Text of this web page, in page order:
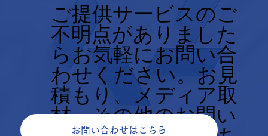
ご提供サービスのご
不明点がありました
らお気軽にお問い合
わせください。お見
積もり、メディア取
材、その他のお問い
お問い合わせはこちら